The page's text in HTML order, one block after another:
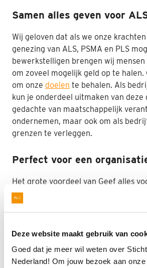
Deze website maakt gebruik van
Goed dat je meer wil weten over
Nederland! Om jouw bezoek aan
Contact
Samen alles geven voor
Wij geloven dat als we onze
genezing van ALS, PSMA en PLS
bewerkstelligen brengen wij
om zoveel mogelijk geld op te halen.
om onze doelen te behalen. Als
kun je onderdeel uitmaken van deze
gedachte van maatschappelijk
ondernemen, maar ook om als
grenzen te verleggen.
Perfect voor een
Het grote voordeel van Geef alles
maatwerk mogelijk is. Je bepaalt je
je eigen locatie. Perfect dus voor
manier om in actie te komen voor
Sponsormogelijkheden